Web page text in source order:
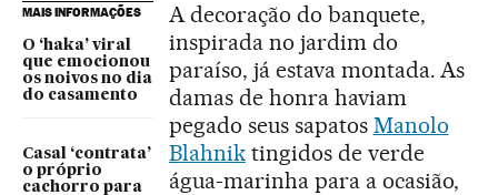
MAIS INFORMAÇÕES
O ‘haka’ viral
que emocionou
os noivos no dia
do casamento
Casal ‘contrata’
o próprio
cachorro para
A decoração do banquete,
inspirada no jardim do
paraíso, já estava montada. As
damas de honra haviam
pegado seus sapatos Manolo
Blahniktingidos de verde
água-marinha para a ocasião,